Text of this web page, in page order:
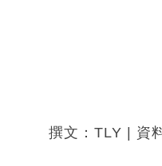
撰文：TLY | 資